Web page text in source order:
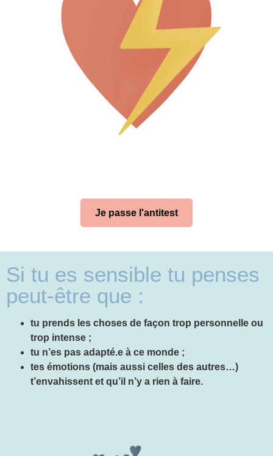
Je passe l'antitest
Si tu es sensible tu penses
peut-être que :
tu prends les choses de façon trop personnelle ou
trop intense ;
tu n’es pas adapté.e à ce monde ;
tes émotions (mais aussi celles des autres…)
t’envahissent et qu’il n’y a rien à faire.